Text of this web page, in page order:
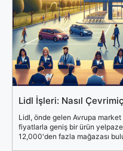
Lidl İşleri: Nasıl
Lidl, önde gelen Avrupa
fiyatlarla geniş bir ürün
12,000'den fazla mağazası